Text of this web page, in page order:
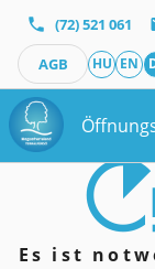
phone (72) 521 061
AGB HU EN
Es ist